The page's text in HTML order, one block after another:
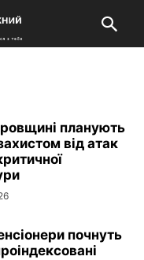
планують
від атак
почнуть